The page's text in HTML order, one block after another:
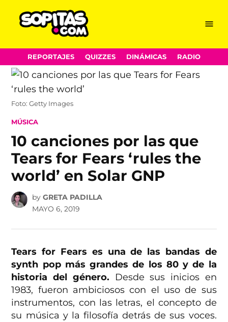
Skip
to
content
Menu
REPORTAJES QUIZZES DINÁMICAS RADIO
Foto: Getty Images
POSTED
MÚSICA
10 canciones por las que
Tears for Fears ‘rules the
world’ en Solar GNP
by GRETA PADILLA
MAYO 6, 2019
Tears for Fears es una de las bandas de
synth pop más grandes de los 80 y de la
historia del género. Desde sus inicios en
1983, fueron ambiciosos con el uso de sus
instrumentos, con las letras, el concepto de
su música y la filosofía detrás de sus voces.